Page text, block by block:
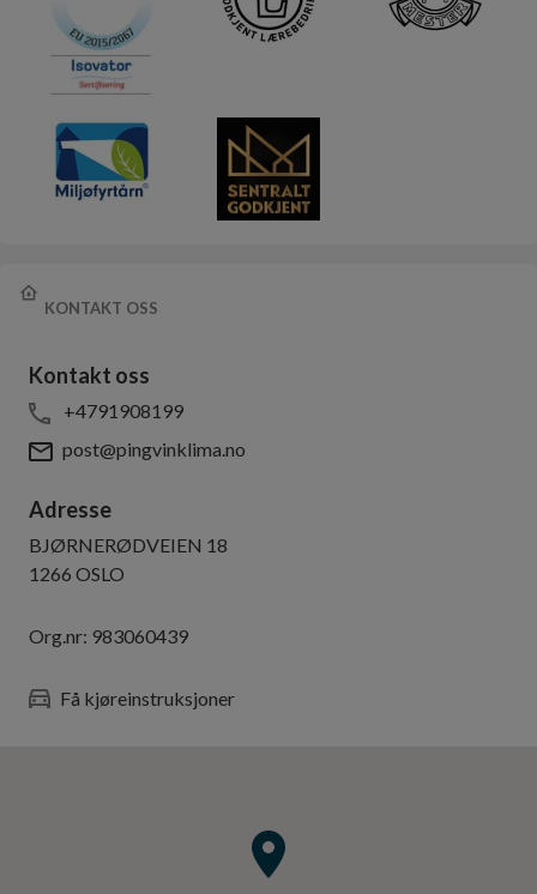
KONTAKT OSS
Kontakt oss
+4791908199
post@pingvinklima.no
Adresse
BJØRNERØDVEIEN 18
1266 OSLO
Org.nr: 983060439
Få kjøreinstruksjoner